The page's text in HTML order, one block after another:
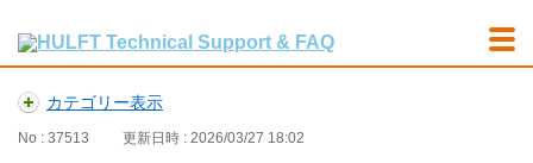
カテゴリー表示
No : 37513 更新日時 : 2026/03/27 18:02